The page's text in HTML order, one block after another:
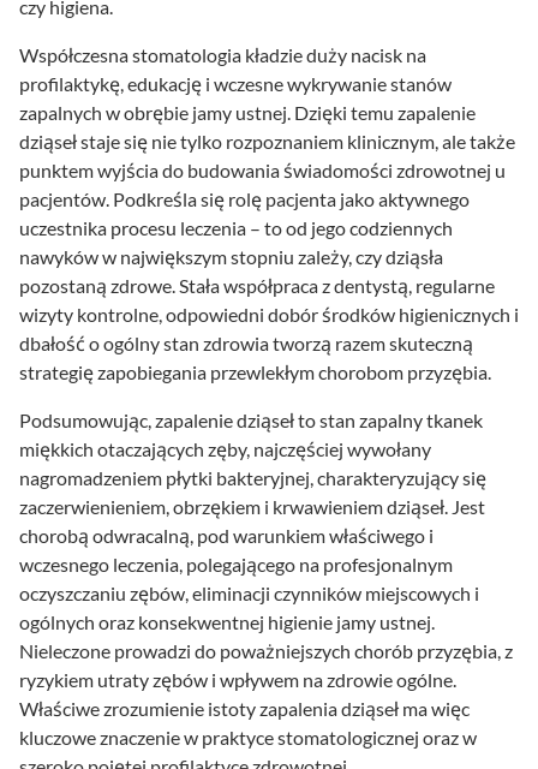
czy higiena.
Współczesna stomatologia kładzie duży nacisk na
profilaktykę, edukację i wczesne wykrywanie stanów
zapalnych w obrębie jamy ustnej. Dzięki temu zapalenie
dziąseł staje się nie tylko rozpoznaniem klinicznym, ale także
punktem wyjścia do budowania świadomości zdrowotnej u
pacjentów. Podkreśla się rolę pacjenta jako aktywnego
uczestnika procesu leczenia – to od jego codziennych
nawyków w największym stopniu zależy, czy dziąsła
pozostaną zdrowe. Stała współpraca z dentystą, regularne
wizyty kontrolne, odpowiedni dobór środków higienicznych i
dbałość o ogólny stan zdrowia tworzą razem skuteczną
strategię zapobiegania przewlekłym chorobom przyzębia.
Podsumowując, zapalenie dziąseł to stan zapalny tkanek
miękkich otaczających zęby, najczęściej wywołany
nagromadzeniem płytki bakteryjnej, charakteryzujący się
zaczerwienieniem, obrzękiem i krwawieniem dziąseł. Jest
chorobą odwracalną, pod warunkiem właściwego i
wczesnego leczenia, polegającego na profesjonalnym
oczyszczaniu zębów, eliminacji czynników miejscowych i
ogólnych oraz konsekwentnej higienie jamy ustnej.
Nieleczone prowadzi do poważniejszych chorób przyzębia, z
ryzykiem utraty zębów i wpływem na zdrowie ogólne.
Właściwe zrozumienie istoty zapalenia dziąseł ma więc
kluczowe znaczenie w praktyce stomatologicznej oraz w